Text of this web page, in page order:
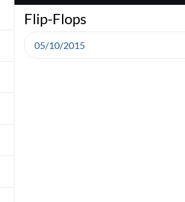
Flip-Flops
05/10/2015